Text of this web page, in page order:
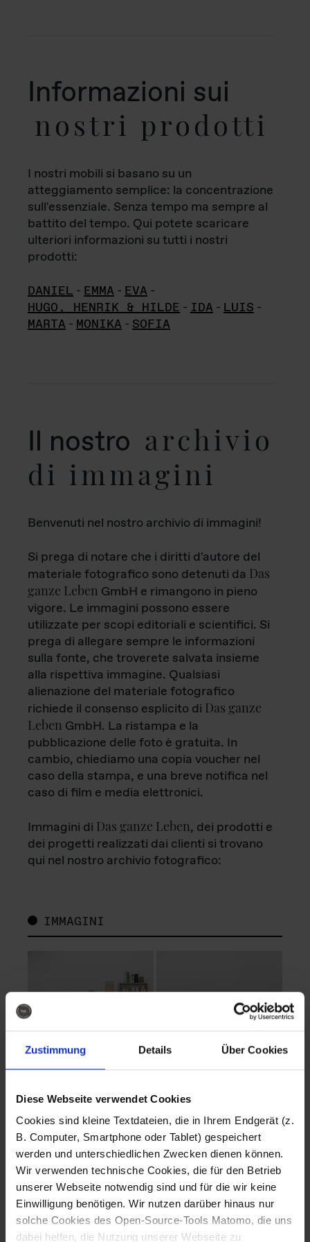
Zustimmung Details Über Cookies
Diese Webseite verwendet Cookies
Cookies sind kleine Textdateien, die in Ihrem Endgerät (z.
B. Computer, Smartphone oder Tablet) gespeichert
werden und unterschiedlichen Zwecken dienen können.
Wir verwenden technische Cookies, die für den Betrieb
unserer Webseite notwendig sind und für die wir keine
Einwilligung benötigen. Wir nutzen darüber hinaus nur
solche Cookies des Open-Source-Tools Matomo, die uns
dabei helfen, die Nutzung unserer Webseite zu
Informazioni sui
nostri prodotti
I nostri mobili si basano su un
atteggiamento semplice: la concentrazione
sull'essenziale. Senza tempo ma sempre al
battito del tempo. Qui potete scaricare
ulteriori informazioni su tutti i nostri
prodotti:
DANIEL - EMMA - EVA -
HUGO, HENRIK & HILDE - IDA - LUIS -
MARTA - MONIKA - SOFIA
Il nostro archivio
di immagini
Benvenuti nel nostro archivio di immagini!
Si prega di notare che i diritti d'autore del
materiale fotografico sono detenuti da Das
ganze Leben GmbH e rimangono in pieno
vigore. Le immagini possono essere
utilizzate per scopi editoriali e scientifici. Si
prega di allegare sempre le informazioni
sulla fonte, che troverete salvata insieme
alla rispettiva immagine. Qualsiasi
alienazione del materiale fotografico
richiede il consenso esplicito di Das ganze
Leben GmbH. La ristampa e la
pubblicazione delle foto è gratuita. In
cambio, chiediamo una copia voucher nel
caso della stampa, e una breve notifica nel
caso di film e media elettronici.
Immagini di Das ganze Leben, dei prodotti e
dei progetti realizzati dai clienti si trovano
qui nel nostro archivio fotografico:
IMMAGINI
Fotografo: Lorenz
Sternbach
Download
Fotografo: Lorenz
Sternbach
Download